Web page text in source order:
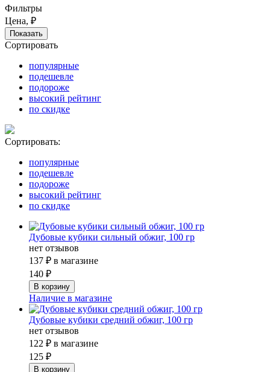
Фильтры
Цена, ₽
Сортировать
популярные
подешевле
подороже
высокий рейтинг
по скидке
Сортировать:
популярные
подешевле
подороже
высокий рейтинг
по скидке
Дубовые кубики сильный обжиг, 100 гр
нет отзывов
137 ₽ в магазине
140 ₽
Наличие в магазине
Дубовые кубики средний обжиг, 100 гр
нет отзывов
122 ₽ в магазине
125 ₽